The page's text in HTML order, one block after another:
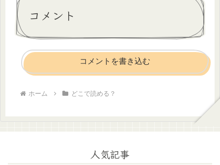
コメント
コメントを書き込む
ホーム どこで読める？
人気記事